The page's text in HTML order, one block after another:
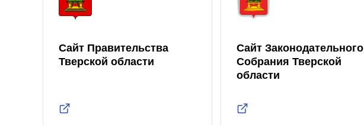
Сайт Правительства
Тверской области
Сайт Законодательного
Собрания Тверской
области